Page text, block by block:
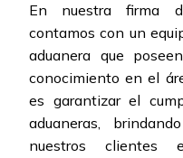
En nuestra firma
contamos con un
aduanera que
conocimiento en el
es garantizar el
aduaneras,
nuestros clientes